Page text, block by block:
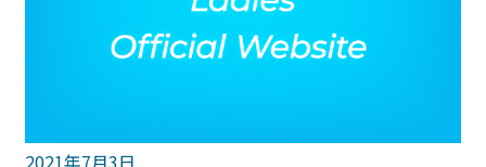
2021年7月3日